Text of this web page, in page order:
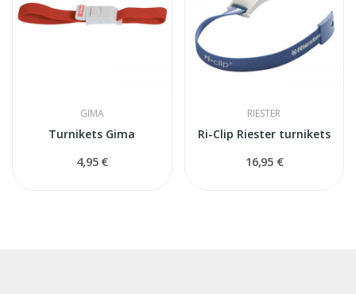
GIMA
Turnikets Gima
4,95 €
RIESTER
Ri-Clip Riester turnikets
16,95 €